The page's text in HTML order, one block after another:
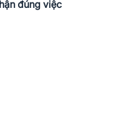
đúng việc